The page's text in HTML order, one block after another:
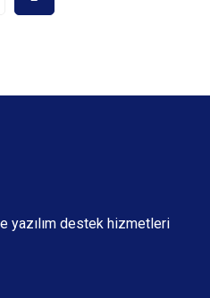
yazılım destek hizmetleri